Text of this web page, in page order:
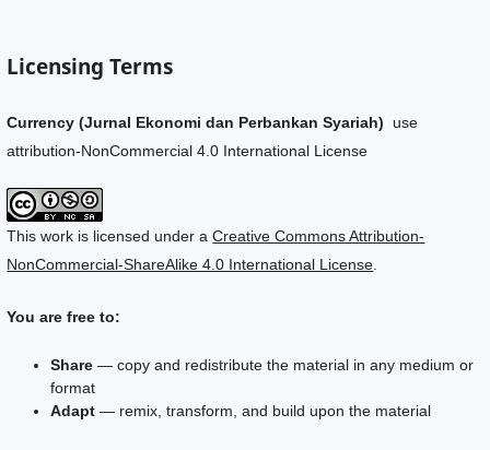
Licensing Terms
Currency (Jurnal Ekonomi dan Perbankan Syariah)
use
attribution-NonCommercial 4.0 International License
This work is licensed under aCreative Commons Attribution-
NonCommercial-ShareAlike 4.0 International License.
You are free to:
Share — copy and redistribute the material in any medium or
format
Adapt — remix, transform, and build upon the material